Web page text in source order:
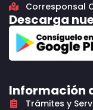
Corresponsal
Descarga
Información
Trámites y